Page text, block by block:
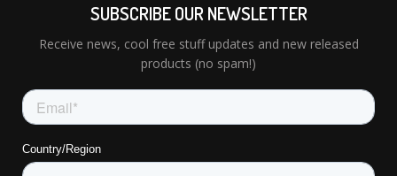
SUBSCRIBE OUR NEWSLETTER
Receive news, cool free stuff updates and new released
products (no spam!)